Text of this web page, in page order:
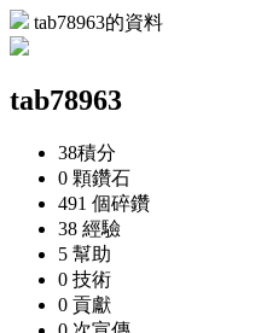
tab78963的資料
tab78963
38積分
0 顆鑽石
491 個碎鑽
38 經驗
5 幫助
0 技術
0 貢獻